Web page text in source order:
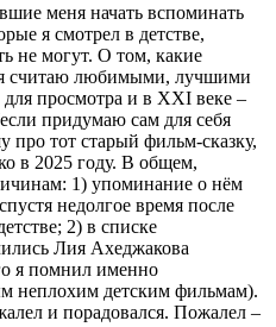
меня начать вспоминать
я смотрел в детстве,
не могут. О том, какие
я считаю любимыми, лучшими
просмотра и в XXI веке –
придумаю сам для себя
тот старый фильм-сказку,
в 2025 году. В общем,
1) упоминание о нём
недолгое время после
2) в списке
Лия Ахеджакова
я помнил именно
неплохим детским фильмам).
и порадовался. Пожалел –